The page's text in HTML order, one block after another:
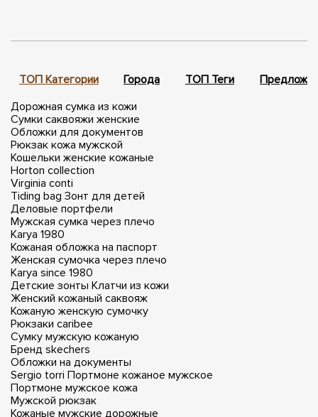
ТОП Категории Города ТОП Теги
Дорожная сумка из кожи
Сумки саквояжи женские
Обложки для документов
Рюкзак кожа мужской
Кошельки женские кожаные
Horton collection
Virginia conti
Tiding bag Зонт для детей
Деловые портфели
Мужская сумка через плечо
Karya 1980
Кожаная обложка на паспорт
Женская сумочка через плечо
Karya since 1980
Детские зонты Клатчи из кожи
Женский кожаный саквояж
Кожаную женскую сумочку
Рюкзаки caribee
Сумку мужскую кожаную
Бренд skechers
Обложки на документы
Sergio torri Портмоне кожаное мужское
Портмоне мужское кожа
Мужской рюкзак
Кожаные мужские дорожные